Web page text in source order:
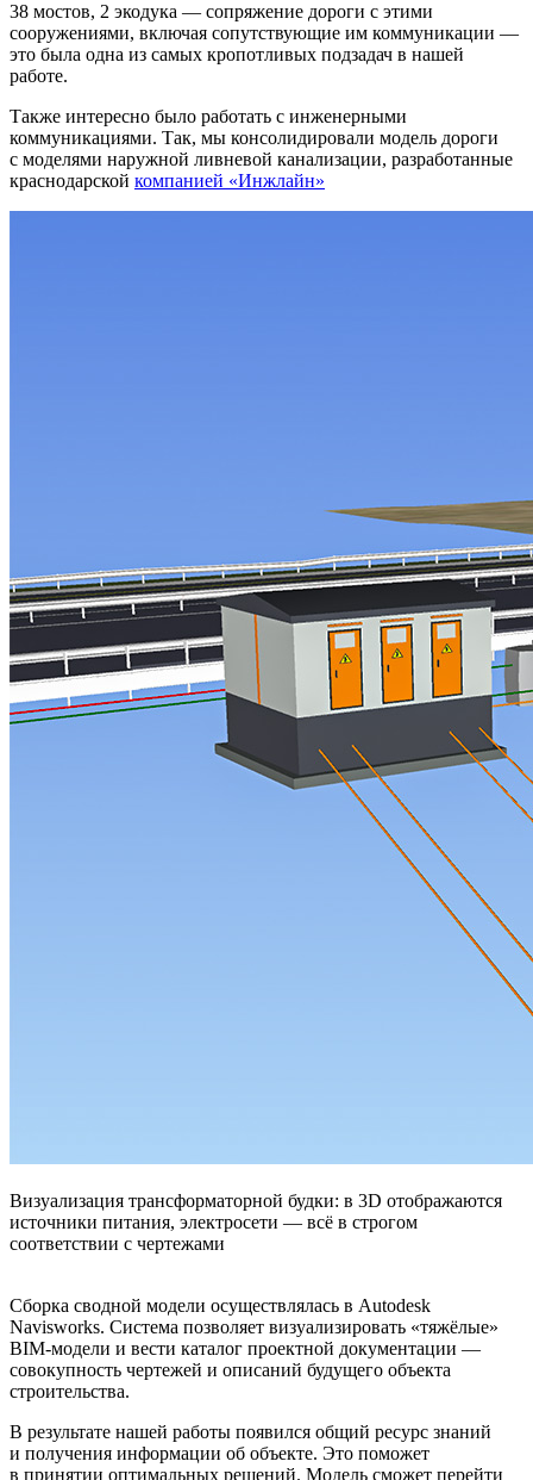
38 мостов, 2 экодука — сопряжение дороги с этими
сооружениями, включая сопутствующие им коммуникации —
это была одна из самых кропотливых подзадач в нашей
работе.
Также интересно было работать с инженерными
коммуникациями. Так, мы консолидировали модель дороги
с моделями наружной ливневой канализации, разработанные
краснодарской компанией «Инжлайн»
Визуализация трансформаторной будки: в 3D отображаются
источники питания, электросети — всё в строгом
соответствии с чертежами
Сборка сводной модели осуществлялась в Autodesk
Navisworks. Система позволяет визуализировать «тяжёлые»
BIM-модели и вести каталог проектной документации —
совокупность чертежей и описаний будущего объекта
строительства.
В результате нашей работы появился общий ресурс знаний
и получения информации об объекте. Это поможет
в принятии оптимальных решений. Модель сможет перейти